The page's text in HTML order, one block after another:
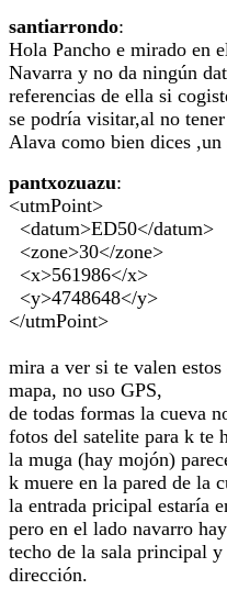
santiarrondo:
Hola Pancho e mirado en
Navarra y no da ningún
referencias de ella si
se podría visitar,al no
Alava como bien dices ,un
pantxozuazu:
<utmPoint>
<datum>ED50</datum>
<zone>30</zone>
<x>561986</x>
<y>4748648</y>
</utmPoint>
mira a ver si te valen
mapa, no uso GPS,
de todas formas la cueva
fotos del satelite para k te
la muga (hay mojón)
k muere en la pared de la
la entrada pricipal estaría
pero en el lado navarro
techo de la sala principal y
dirección.